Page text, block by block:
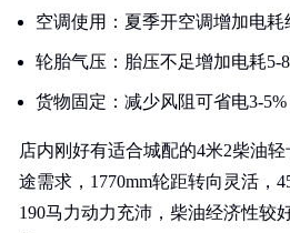
空调使用：夏季开空调增加电耗
轮胎气压：胎压不足增加电耗5-
货物固定：减少风阻可省电3-5%
店内刚好有适合城配的4米2柴油
途需求，1770mm轮距转向灵活，
190马力动力充沛，柴油经济性较